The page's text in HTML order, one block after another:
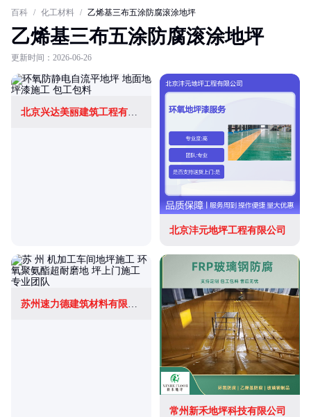
百科 / 化工材料 / 乙烯基三布五涂防腐滚涂地坪
乙烯基三布五涂防腐滚涂地坪
更新时间：2026-06-26
北京兴达美丽建筑工程有限公司
北京沣元地坪工程有限公司
苏州速力德建筑材料有限公司
常州新禾地坪科技有限公司